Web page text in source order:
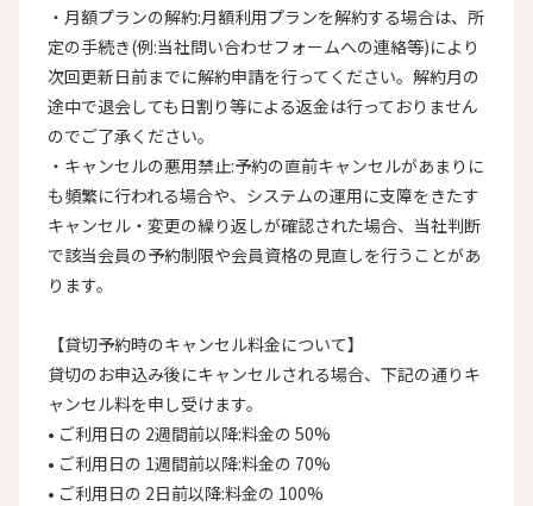
・月額プランの解約:月額利用プランを解約する場合は、所
定の手続き(例:当社問い合わせフォームへの連絡等)により
次回更新日前までに解約申請を行ってください。解約月の
途中で退会しても日割り等による返金は行っておりません
のでご了承ください。
・キャンセルの悪用禁止:予約の直前キャンセルがあまりに
も頻繁に行われる場合や、システムの運用に支障をきたす
キャンセル・変更の繰り返しが確認された場合、当社判断
で該当会員の予約制限や会員資格の見直しを行うことがあ
ります。
【貸切予約時のキャンセル料金について】
貸切のお申込み後にキャンセルされる場合、下記の通りキ
ャンセル料を申し受けます。
• ご利用日の 2週間前以降:料金の 50%
• ご利用日の 1週間前以降:料金の 70%
• ご利用日の 2日前以降:料金の 100%